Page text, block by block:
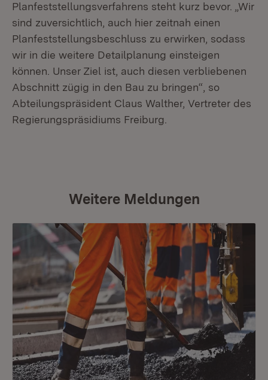
Planfeststellungsverfahrens steht kurz bevor. „Wir
sind zuversichtlich, auch hier zeitnah einen
Planfeststellungsbeschluss zu erwirken, sodass
wir in die weitere Detailplanung einsteigen
können. Unser Ziel ist, auch diesen verbliebenen
Abschnitt zügig in den Bau zu bringen“, so
Abteilungspräsident Claus Walther, Vertreter des
Regierungspräsidiums Freiburg.
Weitere Meldungen